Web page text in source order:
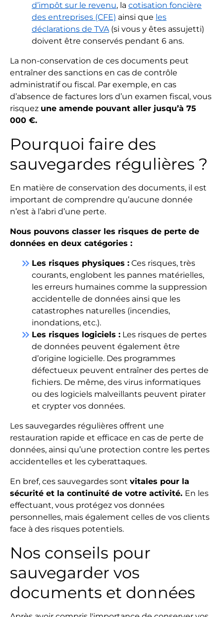
d’impôt sur le revenu, la cotisation foncière
des entreprises (CFE) ainsi que les
déclarations de TVA(si vous y êtes assujetti)
doivent être conservés pendant 6 ans.
La non-conservation de ces documents peut
entraîner des sanctions en cas de contrôle
administratif ou fiscal. Par exemple, en cas
d’absence de factures lors d’un examen fiscal, vous
risquez une amende pouvant aller jusqu’à 75
000 €.
Pourquoi faire des
sauvegardes régulières ?
En matière de conservation des documents, il est
important de comprendre qu’aucune donnée
n’est à l’abri d’une perte.
Nous pouvons classer les risques de perte de
données en deux catégories :
keyboard_double_arrow_right Les risques physiques : Ces risques, très
courants, englobent les pannes matérielles,
les erreurs humaines comme la suppression
accidentelle de données ainsi que les
catastrophes naturelles (incendies,
inondations, etc.).
keyboard_double_arrow_right Les risques logiciels : Les risques de pertes
de données peuvent également être
d’origine logicielle. Des programmes
défectueux peuvent entraîner des pertes de
fichiers. De même, des virus informatiques
ou des logiciels malveillants peuvent pirater
et crypter vos données.
Les sauvegardes régulières offrent une
restauration rapide et efficace en cas de perte de
données, ainsi qu’une protection contre les pertes
accidentelles et les cyberattaques.
En bref, ces sauvegardes sont vitales pour la
sécurité et la continuité de votre activité. En les
effectuant, vous protégez vos données
personnelles, mais également celles de vos clients
face à des risques potentiels.
Nos conseils pour
sauvegarder vos
documents et données